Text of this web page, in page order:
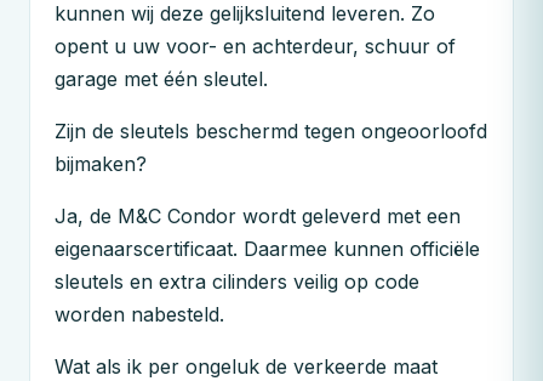
kunnen wij deze gelijksluitend leveren. Zo
opent u uw voor- en achterdeur, schuur of
garage met één sleutel.
Zijn de sleutels beschermd tegen ongeoorloofd
bijmaken?
Ja, de M&C Condor wordt geleverd met een
eigenaarscertificaat. Daarmee kunnen officiële
sleutels en extra cilinders veilig op code
worden nabesteld.
Wat als ik per ongeluk de verkeerde maat